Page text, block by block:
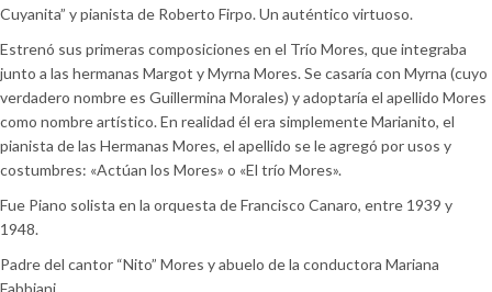
Cuyanita” y pianista de Roberto Firpo. Un auténtico virtuoso.
Estrenó sus primeras composiciones en el Trío Mores, que integraba
junto a las hermanas Margot y Myrna Mores. Se casaría con Myrna (cuyo
verdadero nombre es Guillermina Morales) y adoptaría el apellido Mores
como nombre artístico. En realidad él era simplemente Marianito, el
pianista de las Hermanas Mores, el apellido se le agregó por usos y
costumbres: «Actúan los Mores» o «El trío Mores».
Fue Piano solista en la orquesta de Francisco Canaro, entre 1939 y
1948.
Padre del cantor “Nito” Mores y abuelo de la conductora Mariana
Fabbiani.